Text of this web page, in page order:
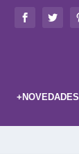
+NOVEDADES